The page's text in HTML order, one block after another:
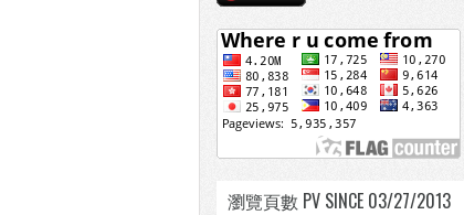
瀏覽頁數 PV SINCE 03/27/2013